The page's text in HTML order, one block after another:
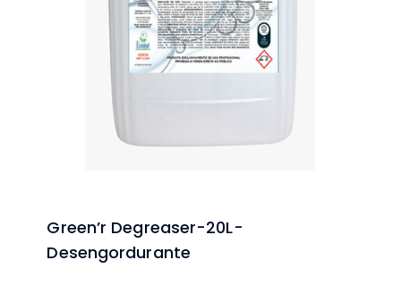
Green’r Degreaser-20L-
Desengordurante